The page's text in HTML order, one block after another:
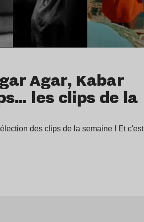
Agar, Kabar
les clips de la
des clips de la semaine ! Et c'est